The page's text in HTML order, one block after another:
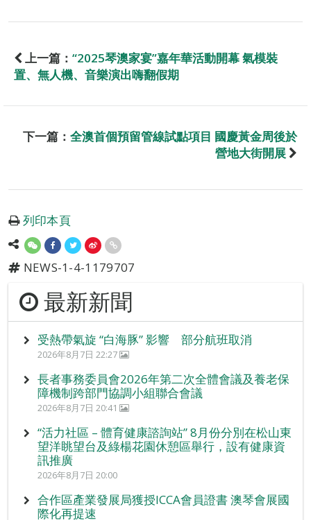
上一篇： “2025琴澳家宴”嘉年華活動開幕 氣模裝
置、無人機、音樂演出嗨翻假期
下一篇： 全澳首個預留管線試點項目 國慶黃金周後於
營地大街開展
列印本頁
NEWS-1-4-1179707
最新新聞
受熱帶氣旋 “白海豚” 影響 部分航班取消
2026年8月7日 22:27
長者事務委員會2026年第二次全體會議及養老保
障機制跨部門協調小組聯合會議
2026年8月7日 20:41
“活力社區 – 體育健康諮詢站” 8月份分別在松山東
望洋眺望台及綠楊花園休憩區舉行，設有健康資
訊推廣
2026年8月7日 20:00
合作區產業發展局獲授ICCA會員證書 澳琴會展國
際化再提速